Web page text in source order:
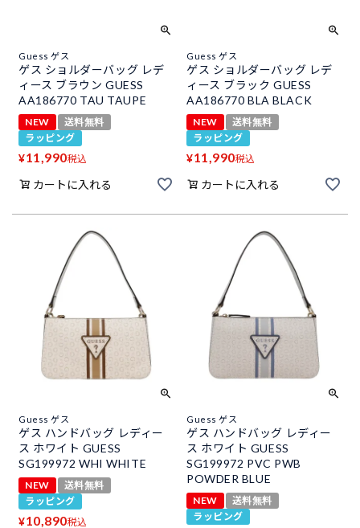
Guess ゲス
ゲス ショルダーバッグ レデ
ィース ブラウン GUESS
AA186770 TAU TAUPE
NEW
送料無料
ラッピング
¥11,990税込
カートに入れる
Guess ゲス
ゲス ショルダーバッグ レデ
ィース ブラック GUESS
AA186770 BLA BLACK
NEW
送料無料
ラッピング
¥11,990税込
カートに入れる
Guess ゲス
ゲス ハンドバッグ レディー
ス ホワイト GUESS
SG199972 WHI WHITE
NEW
送料無料
ラッピング
¥10,890税込
Guess ゲス
ゲス ハンドバッグ レディー
ス ホワイト GUESS
SG199972 PVC PWB
POWDER BLUE
NEW
送料無料
ラッピング